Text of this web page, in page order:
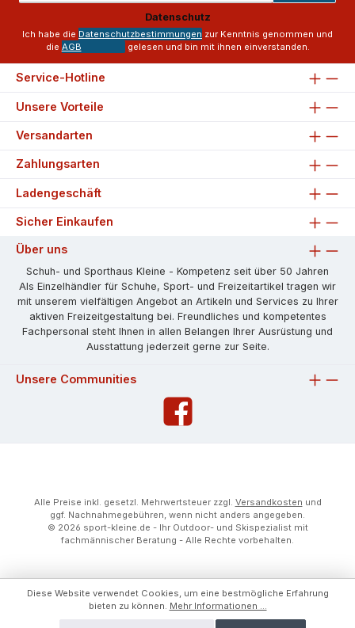
Adresse
*
Datenschutz
Ich habe die Datenschutzbestimmungen zur Kenntnis genommen und
die AGB gelesen und bin mit ihnen einverstanden.
Service-Hotline
Unsere Vorteile
Versandarten
Zahlungsarten
Ladengeschäft
Sicher Einkaufen
Über uns
Schuh- und Sporthaus Kleine - Kompetenz seit über 50 Jahren
Als Einzelhändler für Schuhe, Sport- und Freizeitartikel tragen wir
mit unserem vielfältigen Angebot an Artikeln und Services zu Ihrer
aktiven Freizeitgestaltung bei. Freundliches und kompetentes
Fachpersonal steht Ihnen in allen Belangen Ihrer Ausrüstung und
Ausstattung jederzeit gerne zur Seite.
Unsere Communities
Alle Preise inkl. gesetzl. Mehrwertsteuer zzgl. Versandkosten und
ggf. Nachnahmegebühren, wenn nicht anders angegeben.
© 2026 sport-kleine.de - Ihr Outdoor- und Skispezialist mit
fachmännischer Beratung - Alle Rechte vorbehalten.
Diese Website verwendet Cookies, um eine bestmögliche Erfahrung
bieten zu können. Mehr Informationen ...